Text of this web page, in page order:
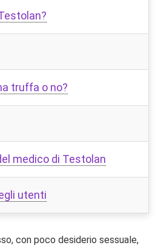
truffa o no?
medico di Testolan
utenti
con poco desiderio sessuale,